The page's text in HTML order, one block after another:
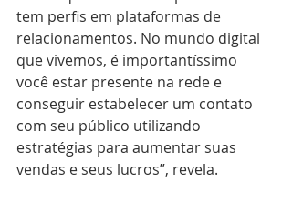
tem perfis em plataformas de
relacionamentos. No mundo digital
que vivemos, é importantíssimo
você estar presente na rede e
conseguir estabelecer um contato
com seu público utilizando
estratégias para aumentar suas
vendas e seus lucros”, revela.